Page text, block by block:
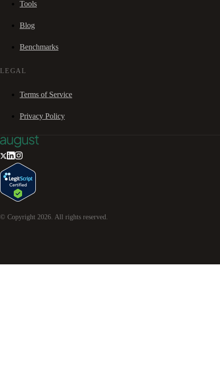
Tools
Blog
Benchmarks
LEGAL
Terms of Service
Privacy Policy
© Copyright 2026 . All rights reserved.